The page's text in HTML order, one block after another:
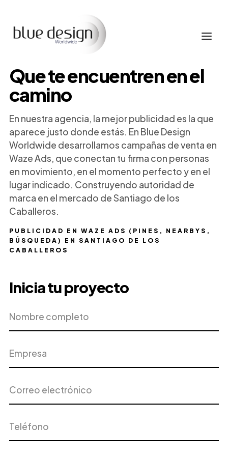
PUBLICIDAD EN WAZE ADS (PINES, NEARBYS,
BÚSQUEDA) EN SANTIAGO DE LOS
CABALLEROS
Que te encuentren en el
camino
En nuestra agencia, la mejor publicidad es la que
aparece justo donde estás. En Blue Design
Worldwide desarrollamos campañas de venta en
Waze Ads, que conectan tu firma con personas
en movimiento, en el momento perfecto y en el
lugar indicado. Construyendo autoridad de
marca en el mercado de Santiago de los
Caballeros.
Inicia tu proyecto
completo
electrónico